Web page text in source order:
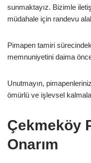
sunmaktayız. Bizimle
müdahale için randevu
Pimapen tamiri
memnuniyetini daima
Unutmayın,
ömürlü ve işlevsel
Çekmeköy
Onarım